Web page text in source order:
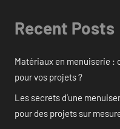
Recent Posts
Matériaux en menuiserie :
pour vos projets ?
Les secrets d’une
pour des projets sur